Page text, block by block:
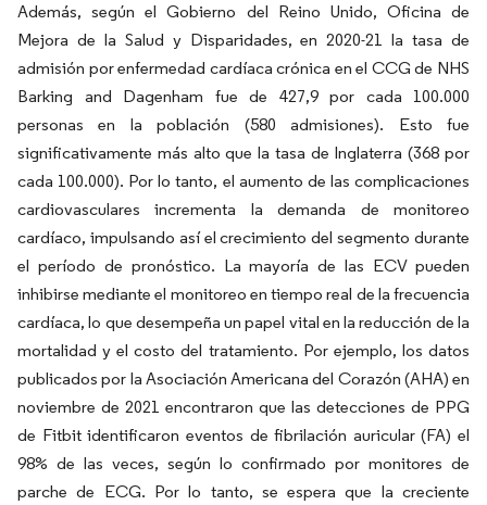
Además, según el Gobierno del Reino Unido, Oficina de
Mejora de la Salud y Disparidades, en 2020-21 la tasa de
admisión por enfermedad cardíaca crónica en el CCG de NHS
Barking and Dagenham fue de 427,9 por cada 100.000
personas en la población (580 admisiones). Esto fue
significativamente más alto que la tasa de Inglaterra (368 por
cada 100.000). Por lo tanto, el aumento de las complicaciones
cardiovasculares incrementa la demanda de monitoreo
cardíaco, impulsando así el crecimiento del segmento durante
el período de pronóstico. La mayoría de las ECV pueden
inhibirse mediante el monitoreo en tiempo real de la frecuencia
cardíaca, lo que desempeña un papel vital en la reducción de la
mortalidad y el costo del tratamiento. Por ejemplo, los datos
publicados por la Asociación Americana del Corazón (AHA) en
noviembre de 2021 encontraron que las detecciones de PPG
de Fitbit identificaron eventos de fibrilación auricular (FA) el
98% de las veces, según lo confirmado por monitores de
parche de ECG. Por lo tanto, se espera que la creciente